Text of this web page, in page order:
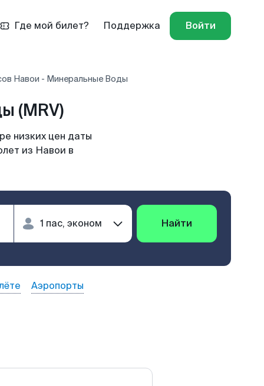
Где мой билет? Поддержка Войти
Навои - Минеральные Воды
(MRV)
низких цен даты
из Навои в
Найти
Аэропорты